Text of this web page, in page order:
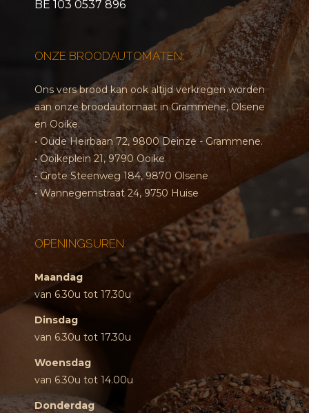
BE 103 0537 896
ONZE BROODAUTOMATEN:
Ons vers brood kan ook altijd verkregen worden
aan onze broodautomaat in Grammene, Olsene
en Ooike.
• Oude Heirbaan 72, 9800 Deinze - Grammene.
• Ooikeplein 21, 9790 Ooike
• Grote Steenweg 184, 9870 Olsene
• Wannegemstraat 24, 9750 Huise
OPENINGSUREN
Maandag
van 6.30u tot 17.30u
Dinsdag
van 6.30u tot 17.30u
Woensdag
van 6.30u tot 14.00u
Donderdag